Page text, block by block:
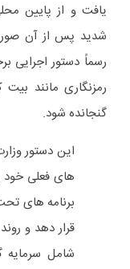
شدید پس از آن
رسماً دستور اجرایی
گنجانده شود.
این دستور
های فعلی خود
قرار دهد و
شامل